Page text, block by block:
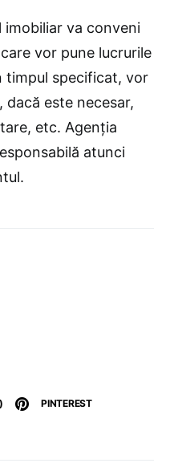
PINTEREST
imobiliar va conveni
vor pune lucrurile
timpul specificat, vor
este necesar,
etc. Agenția
atunci